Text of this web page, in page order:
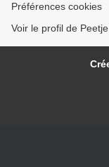
Préférences cookies
Voir le profil de